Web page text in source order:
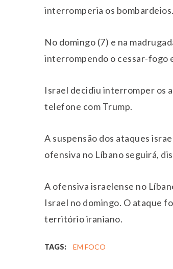
interromperia os bombardeios.
No domingo (7) e na
interrompendo o cessar-fogo
Israel decidiu interromper os
telefone com Trump.
A suspensão dos ataques
ofensiva no Líbano seguirá,
A ofensiva israelense no
Israel no domingo. O ataque
território iraniano.
TAGS: EM FOCO